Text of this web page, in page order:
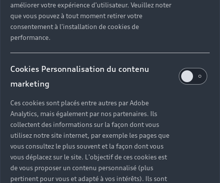
améliorer votre expérience d'utilisateur. Veuillez noter
que vous pouvez à tout moment retirer votre
consentement à l'installation de cookies de
performance.
Cookies Personnalisation du contenu
marketing
Ces cookies sont placés entre autres par Adobe
Analytics, mais également par nos partenaires. Ils
collectent des informations sur la façon dont vous
utilisez notre site internet, par exemple les pages que
vous consultez le plus souvent et la façon dont vous
vous déplacez sur le site. L'objectif de ces cookies est
de vous proposer un contenu personnalisé (plus
pertinent pour vous et adapté à vos intérêts). Ils sont